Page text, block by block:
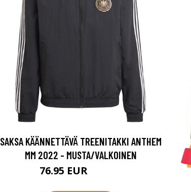
SAKSA KÄÄNNETTÄVÄ TREENITAKKI ANTHEM
MM 2022 - MUSTA/VALKOINEN
76.95 EUR